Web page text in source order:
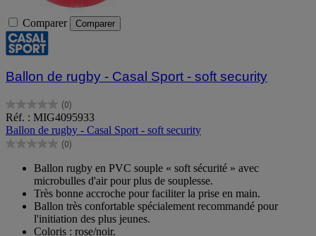
Comparer Comparer
Ballon de rugby - Casal Sport - soft security
(0)
0.0
sur
5
étoiles.
Réf. : MIG4095933
Ballon de rugby - Casal Sport - soft security
(0)
0.0
étoiles.
Ballon rugby en PVC souple « soft sécurité » avec
microbulles d'air pour plus de souplesse.
Très bonne accroche pour faciliter la prise en main.
Ballon très confortable spécialement recommandé pour
l'initiation des plus jeunes.
Coloris : rose/noir.